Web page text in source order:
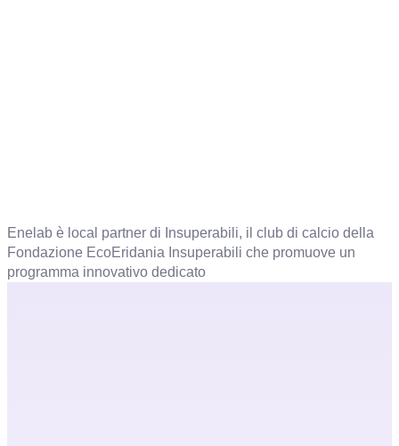
Enelab è local partner di Insuperabili, il club di calcio della
Fondazione EcoEridania Insuperabili che promuove un
programma innovativo dedicato